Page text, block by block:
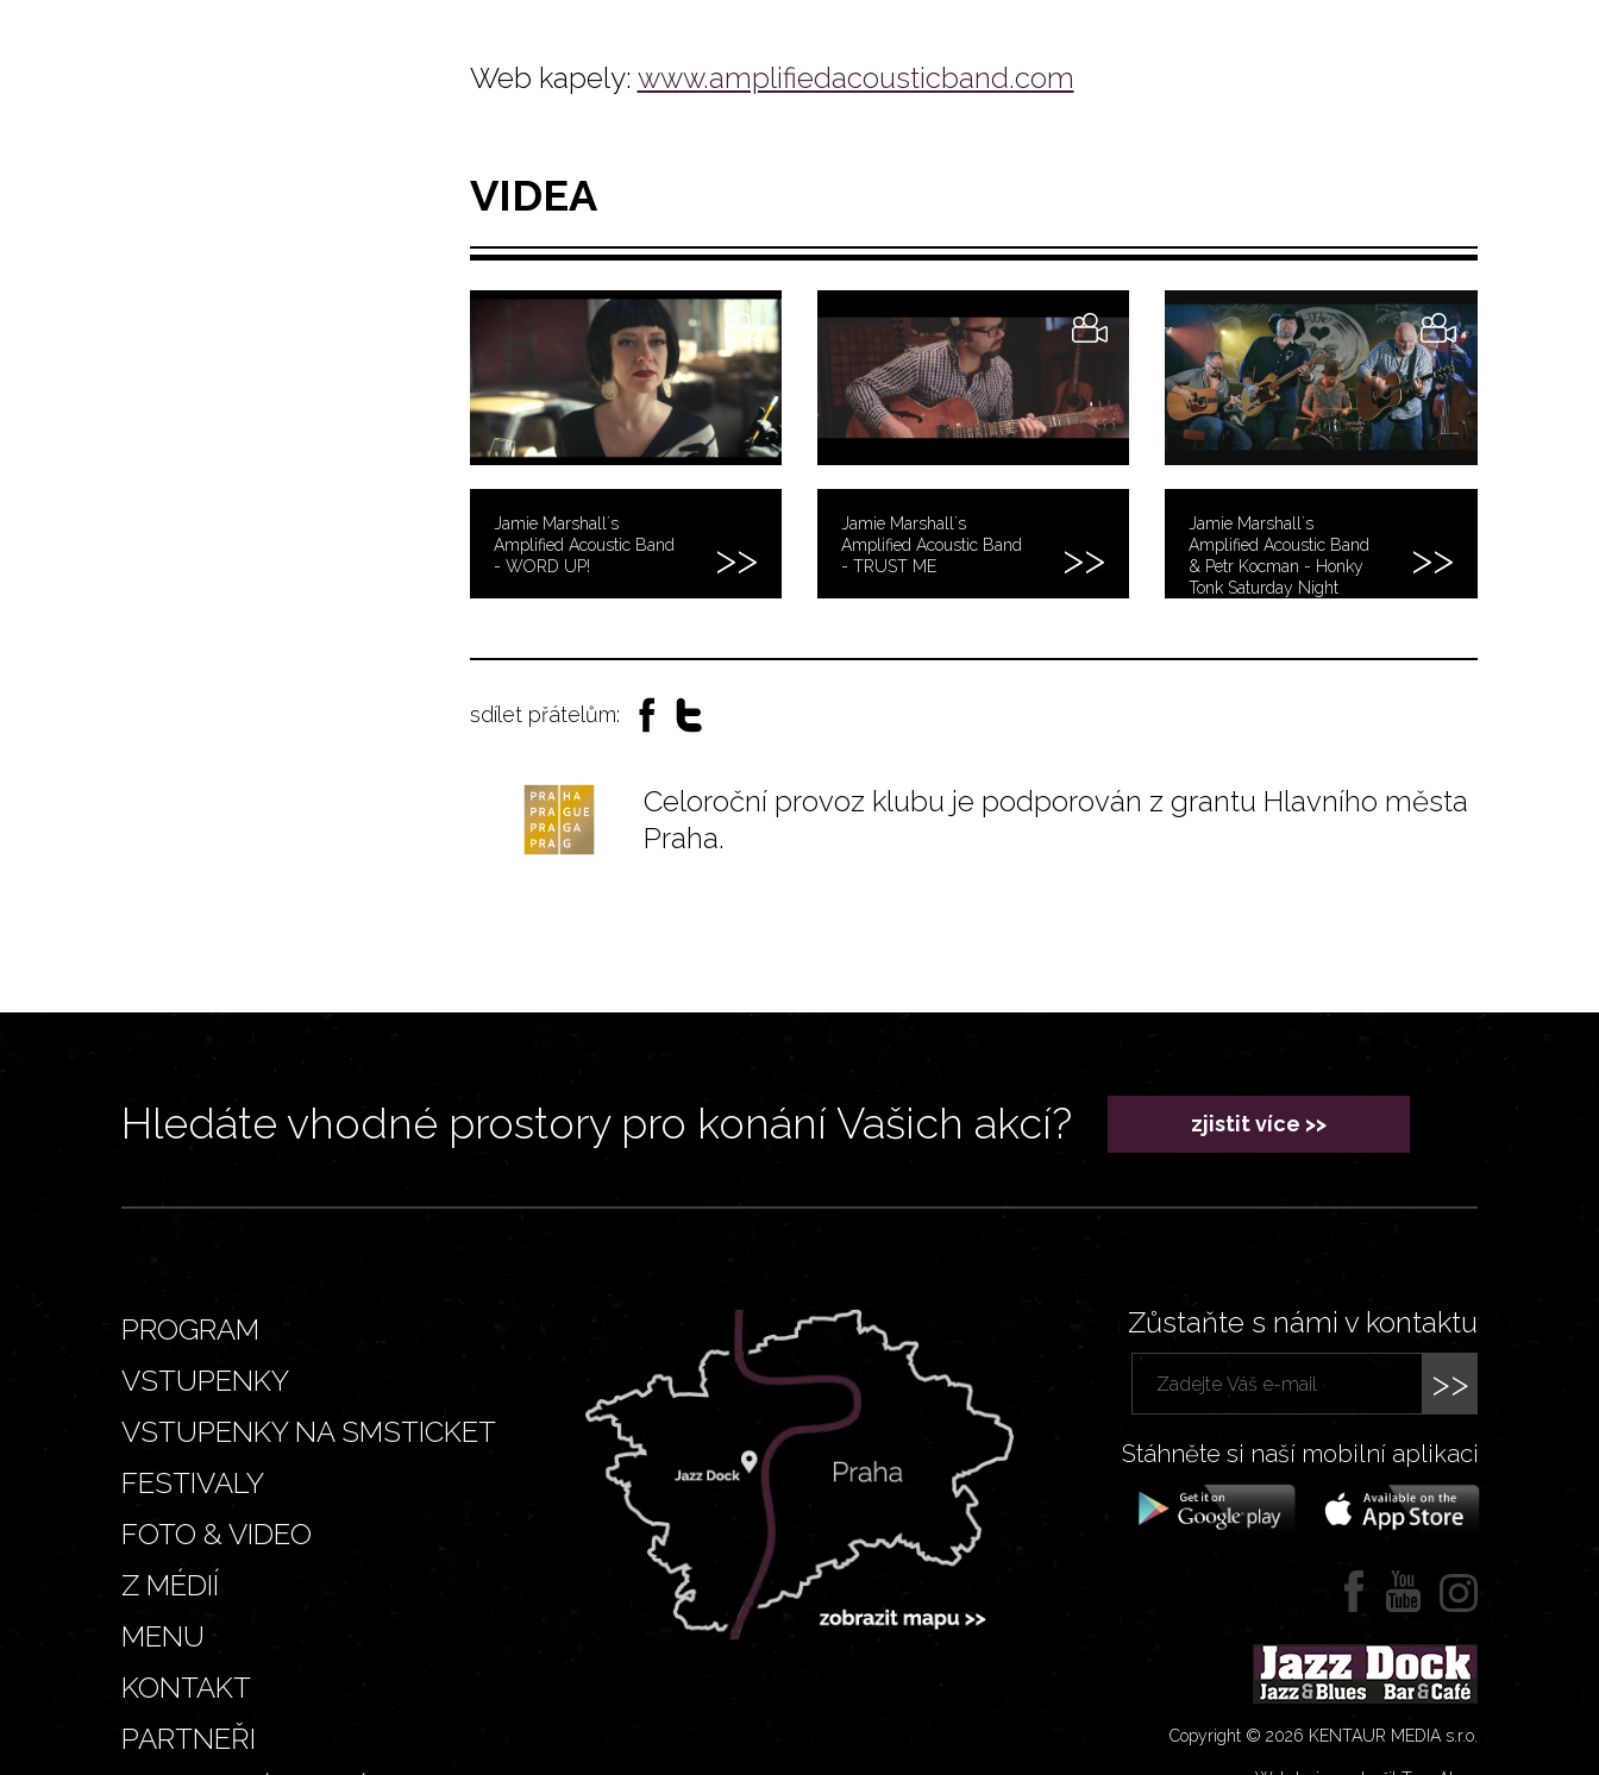
Web kapely: www.amplifiedacousticband.com
VIDEA
Jamie Marshall´s
Amplified Acoustic Band
- WORD UP!
Jamie Marshall´s
Amplified Acoustic Band
- TRUST ME
Jamie Marshall´s
Amplified Acoustic Band
& Petr Kocman - Honky
Tonk Saturday Night
sdílet přátelům:
Celoroční provoz klubu je podporován z grantu Hlavního města
Praha.
Hledáte vhodné prostory pro konání Vašich akcí? zjistit více >>
PROGRAM
VSTUPENKY
VSTUPENKY NA SMSTICKET
FESTIVALY
FOTO & VIDEO
Z MÉDIÍ
MENU
KONTAKT
PARTNEŘI
Zůstaňte s námi v kontaktu
>>
Stáhněte si naší mobilní aplikaci
Copyright © 2026 KENTAUR MEDIA s.r.o.